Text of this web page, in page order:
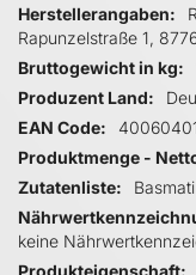
Herstellerangaben
Rapunzelstraße 1,
Bruttogewicht in kg
Produzent Land
EAN Code
Produktmenge -
Zutatenliste
keine
Produkteigenschaft